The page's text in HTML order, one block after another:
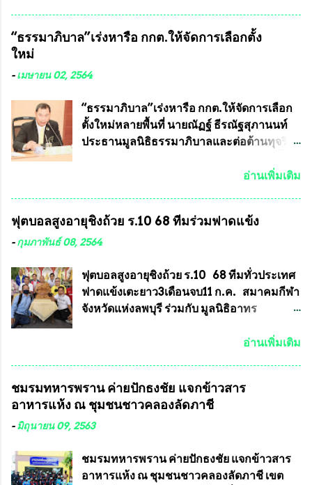
ประโยชน์อื่นอีกมากมาย อันจะเป็นประโยชน์
กับประเทศชาติอย่างยิ่ง ผมจะดีใจและภูมิใจ
ได้รับการผลิตในประเทศลดการนำเข้าโดยเด็ด
ประเทศได้ โดยทีมทนายความและทีม
งา...
หลวงพ่อคูณ และพระเครื่องหลวงปู่หมุน แต่
พระเครื่องหลวงพ่อคูณ มีเพียงบางรุ่นเท่านั้นที่
หลวงพ่อคูณ มีการจัดสร้างไว้มากมายหลาย
การบรรจุพระเครื่องหลวงพ่อพัฒน์ ให้มีการ
ประกวดแบบถาวรบ้าง ก็คงจะมีการคัดเลือก
เพียงบางรุ่นเช่นกัน เนื่องจากพระเครื่องหลวง
เดียวกับพระเครื่องหลวงพ่อคูณ ซึ่งท่านนายก
คุณสมบัติชัดเจนดังนี้ 1.)พระทุกองค์จะต้อง
ตอกโค๊ตและรันหมายเลข (พร้อมทั้งมีการทำ
ประกาศจำนวนการจัดสร้างให้ชัดเจน ว่าสร้าง
จำนวนเท่าไหร่ (เพื่อป้องกันการปั๊มเสริมใน
ภายหลัง) 3.)มีวัตถุประสงค์ที...
“ธรรมาภิบาล”เร่งหารือ กกต.ให้จัดการเลือกตั้ง
ใหม่
-เมษายน 02, 2564
“ธรรมาภิบาล”เร่งหารือ กกต.ให้จัดการเลือก
ตั้งใหม่หลายพื้นที่ นายณัฏฐ์ ธีรณัฐสุภานนท์
ประธานมูลนิธิธรรมาภิบาลและต่อต้านทุจริต
สมาชิกสภาเทศบาลทั่วประเทศเมื่อวันที่ 28
ทำความผิดกฎหมายการเลือกตั้ง นายณัฏฐ์ ธีร
ณัฐสุภานนท์ เปิดเผยว่า “ยกตัวอย่างในเขต
การเลือกตั้งต้องแสวงหาข้อเท็จจริงและดำเนิน
การจัดให้มีการเลือกตั้งใหม่ เพราะมีการร้อง
เรียนการกระทำความผิดกฎหมายการเลือกตั้ง
เลขาธิการคณะกรรมการการเลือกตั้ง เพื่อให้
การเลือกตั้งจะดำเนินการจัดให้มีการเลือกตั้ง
ใหม่อีกครั้ง ประธานมูลนิธิธรรมาภิบาลและ
ต่อต้านทุจริต กล่าวต่ออีกว่า “นครเชียงใหม่
ต้องส่งเสริมให้ผู้นำในระดับต่างๆมีหลักธร
รมาภิบาลในการบริหารราชการแผ่นดิน คณะ
อ่านเพิ่มเติม
ฟุตบอลสูงอายุชิงถ้วย ร.10 68 ทีมร่วมฟาดแข้ง
-กุมภาพันธ์ 08, 2564
ฟุตบอลสูงอายุชิงถ้วย ร.10 68 ทีมทั่วประเทศ
ฟาดแข้งเตะยาว3เดือนจบ11 ก.ค. สมาคมกีฬา
จังหวัดแห่งลพบุรี ร่วมกับ มูลนิธิอาทร
แข่งขันฟุตบอลสูงอายุชิงแชมป์ประเทศไทย ชิง
อดีตนักเตะทีมชาติอนุญาตให้ลงแข่งขันได้ ทีม
แชมป์ได้รับ 150,000 บาท พร้อมได้สิทธิ์ไป
ทัวร์ต่างประเทศอีกด้วย ที่ห้องประชุม โรงทาน
ลพบุรี ท่านเจ้าคุณ พระราชวิสุทธิ ประชานาถ
(หลวงพ่อ อลงกต ) ในฐานะประธานมูลนิธิ
อ่านเพิ่มเติม
ชมรมทหารพราน ค่ายปักธงชัย แจกข้าวสาร
อาหารแห้ง ณ​ ชุมชนชาวคลองลัดภาชี
-มิถุนายน 09, 2563
ชมรมทหารพราน ค่ายปักธงชัย แจกข้าวสาร
อาหารแห้ง ณ​ ชุมชนชาวคลองลัดภาชี เขต